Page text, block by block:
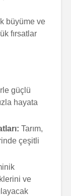
büyüme ve
fırsatlar
güçlü
hayata
Tarım,
çeşitli
ve